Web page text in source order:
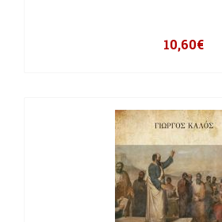
10,60€